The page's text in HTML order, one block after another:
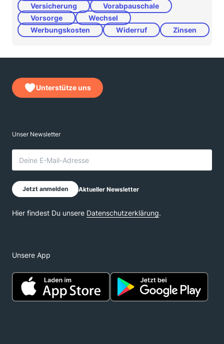
Versicherung
Vorabpauschale
Vorsorge
Wechsel
Werbungskosten
Widerruf Zinsen
Unterstütze uns
Unsere App